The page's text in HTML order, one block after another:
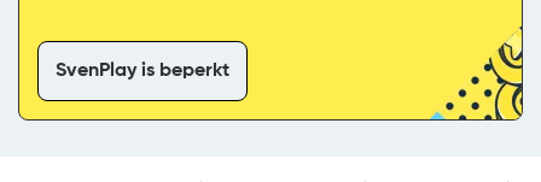
SvenPlay is beperkt